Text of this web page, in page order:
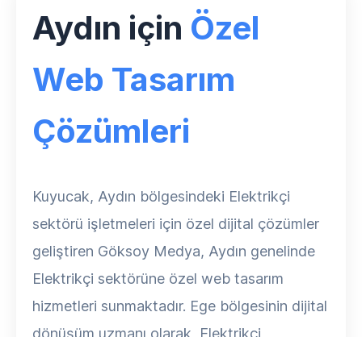
Aydın için Özel
Web Tasarım
Çözümleri
Kuyucak, Aydın bölgesindeki Elektrikçi
sektörü işletmeleri için özel dijital çözümler
geliştiren Göksoy Medya, Aydın genelinde
Elektrikçi sektörüne özel web tasarım
hizmetleri sunmaktadır. Ege bölgesinin dijital
dönüşüm uzmanı olarak, Elektrikçi